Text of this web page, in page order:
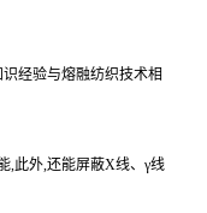
经验与熔融纺织技术相
,此外,还能屏蔽X线、γ线